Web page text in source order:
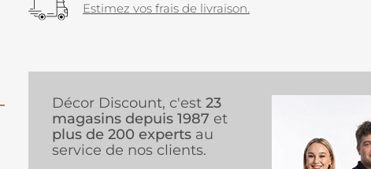
Estimez vos frais de livraison.
Décor Discount, c'est 23
magasins depuis 1987 et
plus de 200 experts au
service de nos clients.